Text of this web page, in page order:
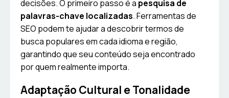
decisões. O primeiro passo é a pesquisa de
palavras-chave localizadas. Ferramentas de
SEO podem te ajudar a descobrir termos de
busca populares em cada idioma e região,
garantindo que seu conteúdo seja encontrado
por quem realmente importa.
Adaptação Cultural e Tonalidade